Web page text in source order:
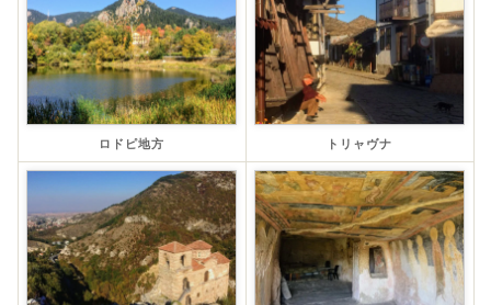
ロドピ地方 トリャヴナ